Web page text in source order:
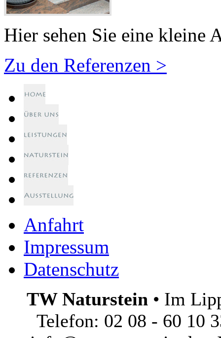
Hier sehen Sie eine kleine
Zu den Referenzen >
Anfahrt
Impressum
Datenschutz
TW Naturstein • Im
Telefon: 02 08 - 60 10